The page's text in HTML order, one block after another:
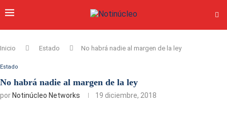
Inicio Estado No habrá nadie al margen de la ley
Estado
No habrá nadie al margen de la ley
por Notinúcleo Networks 19 diciembre, 2018